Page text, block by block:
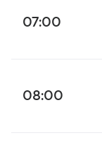
07:00
08:00